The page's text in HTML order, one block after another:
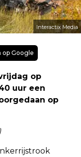
Interactix Media
op Google
op
uur een
op